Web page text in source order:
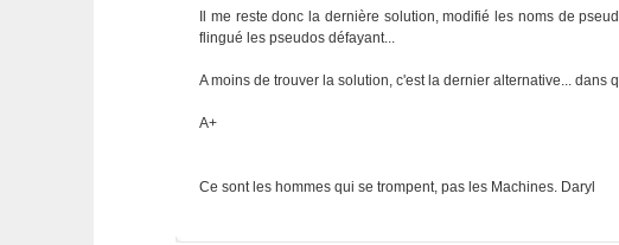
Il me reste donc la dernière solution, modifié les noms de
flingué les pseudos défayant...
A moins de trouver la solution, c'est la dernier alternative... dans
A+
Ce sont les hommes qui se trompent, pas les Machines. Daryl